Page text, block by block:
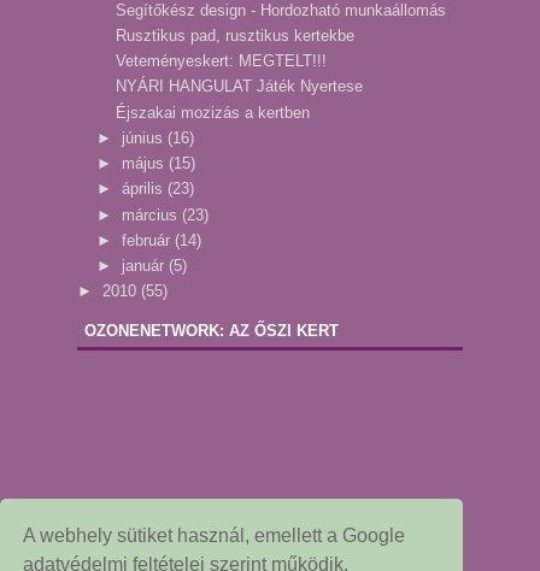
A webhely sütiket használ, emellett a Google
adatvédelmi feltételei szerint működik.
Segítőkész design - Hordozható munkaállomás
Rusztikus pad, rusztikus kertekbe
Veteményeskert: MEGTELT!!!
NYÁRI HANGULAT Játék Nyertese
Éjszakai mozizás a kertben
► június (16)
► május (15)
► április (23)
► március (23)
► február (14)
► január (5)
► 2010 (55)
OZONENETWORK: AZ ŐSZI KERT